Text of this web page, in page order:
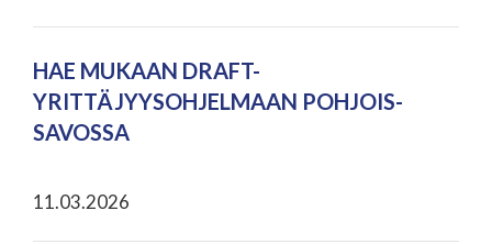
HAE MUKAAN DRAFT-
YRITTÄJYYSOHJELMAAN POHJOIS-
SAVOSSA
11.03.2026